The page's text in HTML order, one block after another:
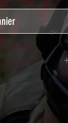
recouvert d'une
et des rayures.
de véhicule,
une grande